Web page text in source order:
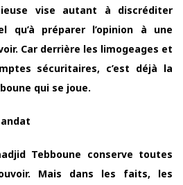
vise autant à discréditer
qu’à préparer l’opinion à une
Car derrière les limogeages et
sécuritaires, c’est déjà la
qui se joue.
Tebboune conserve toutes
Mais dans les faits, les